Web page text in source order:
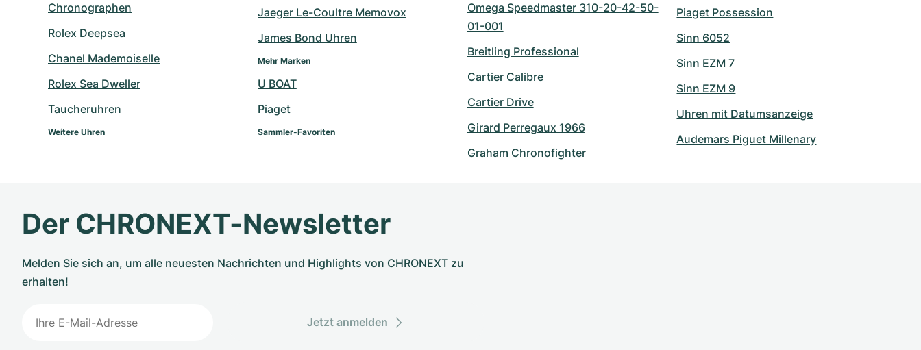
Chronographen
Rolex Deepsea
Chanel Mademoiselle
Rolex Sea Dweller
Taucheruhren
Weitere Uhren
Jaeger Le-Coultre Memovox
James Bond Uhren
Mehr Marken
U BOAT
Piaget
Sammler-Favoriten
Omega Speedmaster 310-20-42-50-
01-001
Breitling Professional
Cartier Calibre
Cartier Drive
Girard Perregaux 1966
Graham Chronofighter
Piaget Possession
Sinn 6052
Sinn EZM 7
Sinn EZM 9
Uhren mit Datumsanzeige
Audemars Piguet Millenary
Der CHRONEXT-Newsletter
Melden Sie sich an, um alle neuesten Nachrichten und Highlights von CHRONEXT zu
erhalten!
Jetzt anmelden